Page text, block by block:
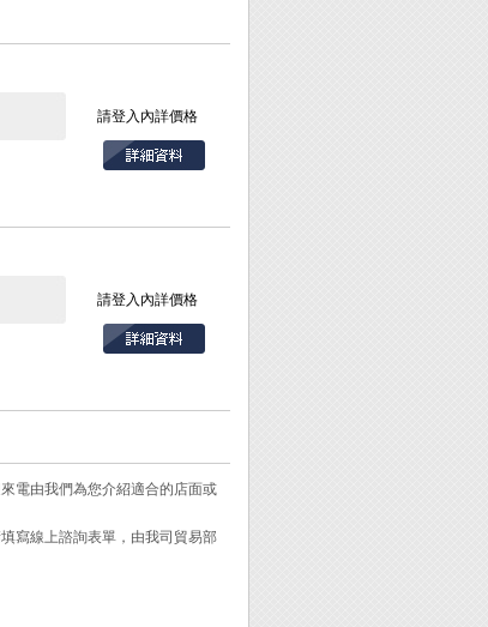
絲之固
請登入內詳價格
品或家
請登入內詳價格
電由我們為您介紹適合的店面或
寫線上諮詢表單，由我司貿易部